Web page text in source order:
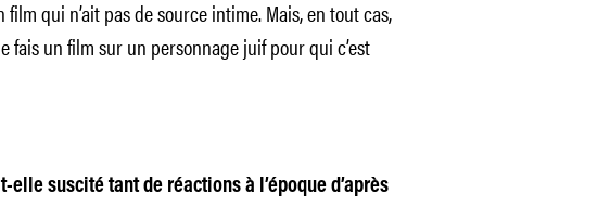
film qui n’ait pas de source intime. Mais, en tout cas,
fais un film sur un personnage juif pour qui c’est
suscité tant de réactions à l’époque d’après